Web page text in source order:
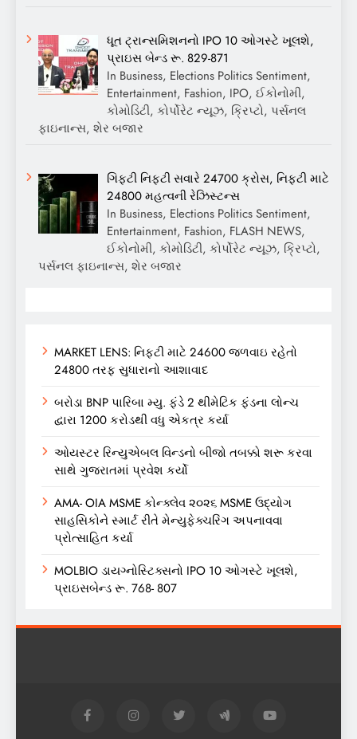
ધૂત ટ્રાન્સમિશનનો IPO 10 ઓગસ્ટે ખૂલશે,
પ્રાઇસ બેન્ડ રૂ. 829-871
In Business, Elections Politics Sentiment,
Entertainment, Fashion, IPO, ઈકોનોમી,
કોમોડિટી, કોર્પોરેટ ન્યૂઝ, ક્રિપ્ટો, પર્સનલ
ફાઇનાન્સ, શેર બજાર
ગિફ્ટી નિફ્ટી સવારે 24700 ક્રોસ, નિફ્ટી માટે
24800 મહત્વની રેઝિસ્ટન્સ
In Business, Elections Politics Sentiment,
Entertainment, Fashion, FLASH NEWS,
ઈકોનોમી, કોમોડિટી, કોર્પોરેટ ન્યૂઝ, ક્રિપ્ટો,
પર્સનલ ફાઇનાન્સ, શેર બજાર
MARKET LENS: નિફ્ટી માટે 24600 જળવાઇ રહેતો
24800 તરફ સુધારાનો આશાવાદ
બરોડા BNP પારિબા મ્યુ. ફંડે 2 થીમેટિક ફંડના લોન્ચ
દ્વારા 1200 કરોડથી વધુ એકત્ર કર્યા
ઓયસ્ટર રિન્યુએબલ વિન્ડનો બીજો તબક્કો શરૂ કરવા
સાથે ગુજરાતમાં પ્રવેશ કર્યો
AMA- OIA MSME કોન્ક્લેવ ૨૦૨૬ MSME ઉદ્યોગ
સાહસિકોને સ્માર્ટ રીતે મેન્યુફેક્ચરિંગ અપનાવવા
પ્રોત્સાહિત કર્યા
MOLBIO ડાયગ્નોસ્ટિક્સનો IPO 10 ઓગસ્ટે ખૂલશે,
પ્રાઇસબેન્ડ રૂ. 768- 807